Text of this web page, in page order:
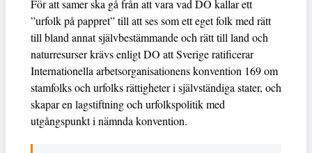
För att samer ska gå från att vara vad DO kallar ett
”urfolk på pappret” till att ses som ett eget folk med rätt
till bland annat självbestämmande och rätt till land och
naturresurser krävs enligt DO att Sverige ratificerar
Internationella arbetsorganisationens konvention 169 om
stamfolks och urfolks rättigheter i självständiga stater, och
skapar en lagstiftning och urfolkspolitik med
utgångspunkt i nämnda konvention.